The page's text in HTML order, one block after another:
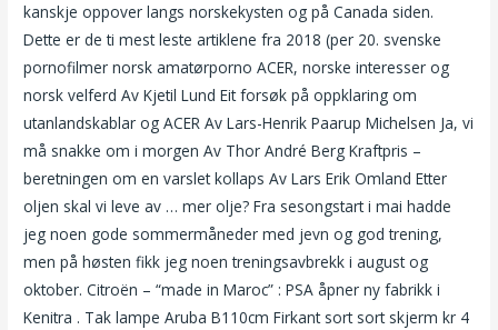
kanskje oppover langs norskekysten og på Canada siden.
Dette er de ti mest leste artiklene fra 2018 (per 20. svenske
pornofilmer norsk amatørporno ACER, norske interesser og
norsk velferd Av Kjetil Lund Eit forsøk på oppklaring om
utanlandskablar og ACER Av Lars-Henrik Paarup Michelsen Ja, vi
må snakke om i morgen Av Thor André Berg Kraftpris –
beretningen om en varslet kollaps Av Lars Erik Omland Etter
oljen skal vi leve av … mer olje? Fra sesongstart i mai hadde
jeg noen gode sommermåneder med jevn og god trening,
men på høsten fikk jeg noen treningsavbrekk i august og
oktober. Citroën – “made in Maroc” : PSA åpner ny fabrikk i
Kenitra . Tak lampe Aruba B110cm Firkant sort sort skjerm kr 4